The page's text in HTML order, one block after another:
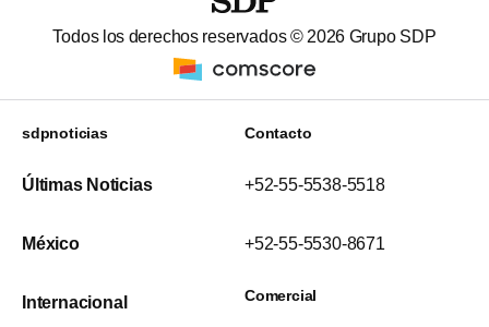
Todos los derechos reservados © 2026 Grupo SDP
sdpnoticias
Últimas Noticias
México
Internacional
Contacto
+52-55-5538-5518
+52-55-5530-8671
Comercial